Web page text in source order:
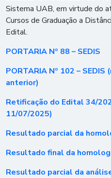
Sistema UAB, em virtude do
Cursos de Graduação a
Edital.
PORTARIA Nº 88 – SEDIS
PORTARIA Nº 102 –
anterior)
Retificação do Edital 34/
11/07/2025)
Resultado parcial da
Resultado final da
Resultado parcial da